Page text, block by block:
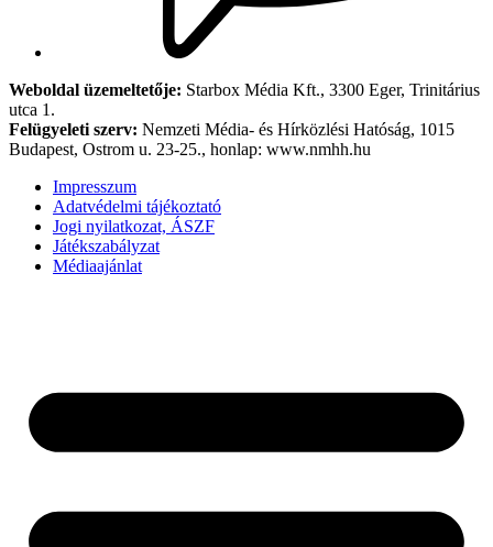
Weboldal üzemeltetője: Starbox Média Kft., 3300 Eger, Trinitárius
utca 1.
Felügyeleti szerv: Nemzeti Média- és Hírközlési Hatóság, 1015
Budapest, Ostrom u. 23-25., honlap: www.nmhh.hu
Impresszum
Adatvédelmi tájékoztató
Jogi nyilatkozat, ÁSZF
Játékszabályzat
Médiaajánlat